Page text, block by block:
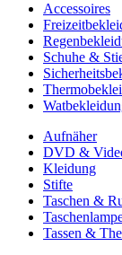
Accessoires
Schuhe &
Aufnäher
DVD &
Kleidung
Stifte
Taschen &
Tassen &